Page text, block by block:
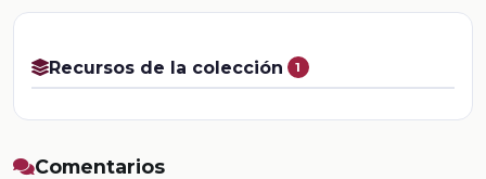
Recursos de la colección 1
Comentarios